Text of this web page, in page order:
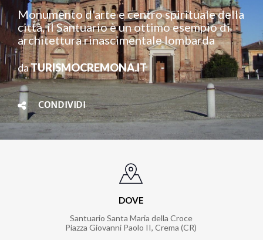
Monumento d'arte e centro spirituale della
città, il Santuario è un ottimo esempio di
architettura rinascimentale lombarda
daTURISMOCREMONA.IT
CONDIVIDI
DOVE
Santuario Santa Maria della Croce
Piazza Giovanni Paolo II, Crema (CR)